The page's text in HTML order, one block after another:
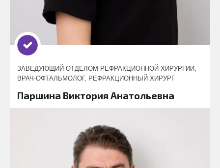
ЗАВЕДУЮЩИЙ ОТДЕЛОМ РЕФРАКЦИОННОЙ ХИРУРГИИ,
ВРАЧ-ОФТАЛЬМОЛОГ, РЕФРАКЦИОННЫЙ ХИРУРГ
Паршина Виктория Анатольевна